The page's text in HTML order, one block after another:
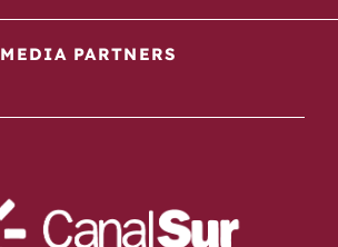
MEDIA PARTNERS